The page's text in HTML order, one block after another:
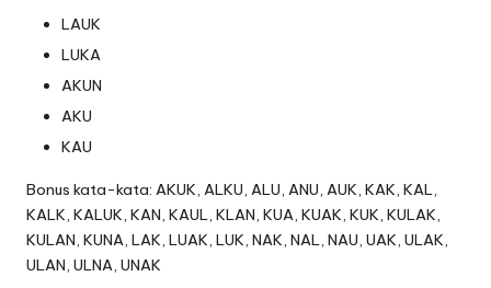
LAUK
LUKA
AKUN
AKU
KAU
Bonus kata-kata: AKUK, ALKU, ALU, ANU, AUK, KAK, KAL,
KALK, KALUK, KAN, KAUL, KLAN, KUA, KUAK, KUK, KULAK,
KULAN, KUNA, LAK, LUAK, LUK, NAK, NAL, NAU, UAK, ULAK,
ULAN, ULNA, UNAK